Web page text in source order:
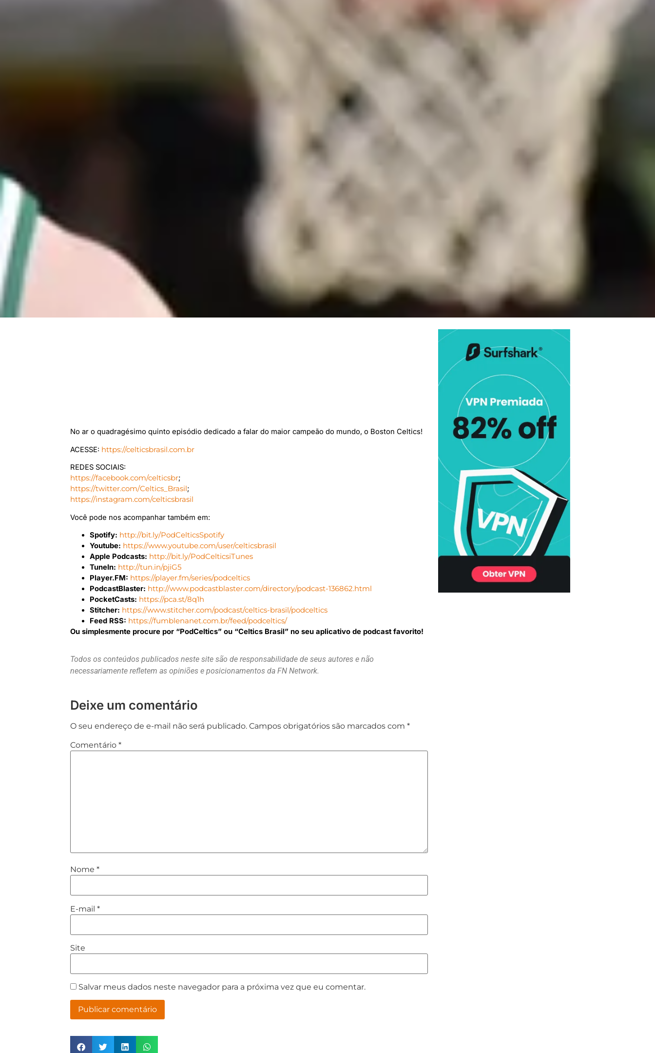
No ar o quadragésimo quinto episódio dedicado a falar do maior campeão do mundo, o Boston Celtics!
ACESSE: https://celticsbrasil.com.br
REDES SOCIAIS:
https://facebook.com/celticsbr;
https://twitter.com/Celtics_Brasil;
https://instagram.com/celticsbrasil
Você pode nos acompanhar também em:
Spotify: http://bit.ly/PodCelticsSpotify
Youtube: https://www.youtube.com/user/celticsbrasil
Apple Podcasts: http://bit.ly/PodCelticsiTunes
TuneIn: http://tun.in/pjiG5
Player.FM: https://player.fm/series/podceltics
PodcastBlaster: http://www.podcastblaster.com/directory/podcast-136862.html
PocketCasts: https://pca.st/8q1h
Stitcher: https://www.stitcher.com/podcast/celtics-brasil/podceltics
Feed RSS: https://fumblenanet.com.br/feed/podceltics/
Ou simplesmente procure por “PodCeltics” ou “Celtics Brasil” no seu aplicativo de podcast favorito!
Todos os conteúdos publicados neste site são de responsabilidade de seus autores e não
necessariamente refletem as opiniões e posicionamentos da FN Network.
Deixe um comentário
O seu endereço de e-mail não será publicado. Campos obrigatórios são marcados com*
Comentário*
Nome*
E-mail*
Site
Salvar meus dados neste navegador para a próxima vez que eu comentar.